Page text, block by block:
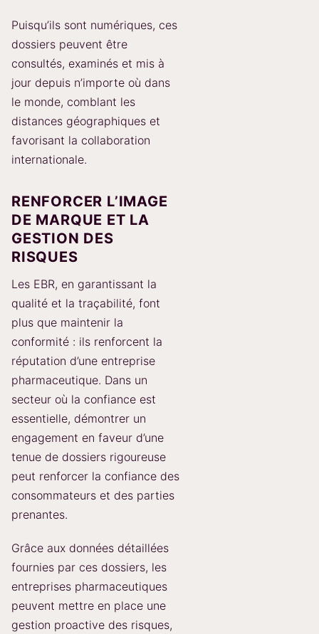
Puisqu’ils sont numériques, ces
dossiers peuvent être
consultés, examinés et mis à
jour depuis n’importe où dans
le monde, comblant les
distances géographiques et
favorisant la collaboration
internationale.
RENFORCER L’IMAGE
DE MARQUE ET LA
GESTION DES
RISQUES
Les EBR, en garantissant la
qualité et la traçabilité, font
plus que maintenir la
conformité : ils renforcent la
réputation d’une entreprise
pharmaceutique. Dans un
secteur où la confiance est
essentielle, démontrer un
engagement en faveur d’une
tenue de dossiers rigoureuse
peut renforcer la confiance des
consommateurs et des parties
prenantes.
Grâce aux données détaillées
fournies par ces dossiers, les
entreprises pharmaceutiques
peuvent mettre en place une
gestion proactive des risques,